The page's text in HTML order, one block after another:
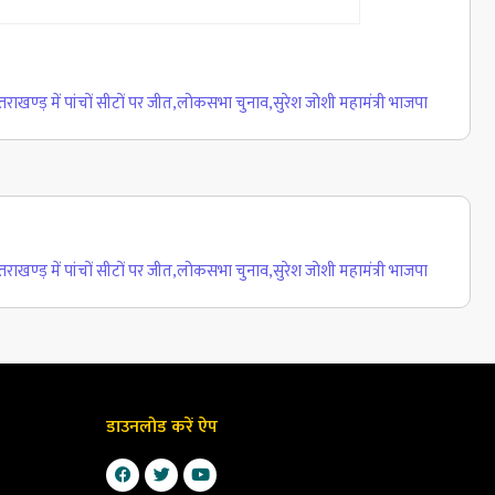
में पांचों सीटों पर जीत,लोकसभा चुनाव,सुरेश जोशी महामंत्री भाजपा
में पांचों सीटों पर जीत,लोकसभा चुनाव,सुरेश जोशी महामंत्री भाजपा
डाउनलोड करें ऐप